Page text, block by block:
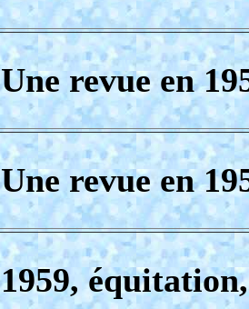
Une revue en
Une revue en
1959,